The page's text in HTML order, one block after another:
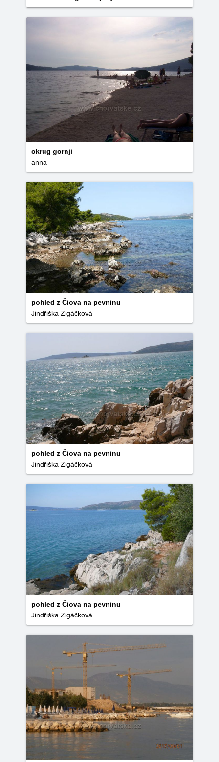
okrug gornji
anna
pohled z Čiova na pevninu
Jindřiška Zigáčková
pohled z Čiova na pevninu
Jindřiška Zigáčková
pohled z Čiova na pevninu
Jindřiška Zigáčková